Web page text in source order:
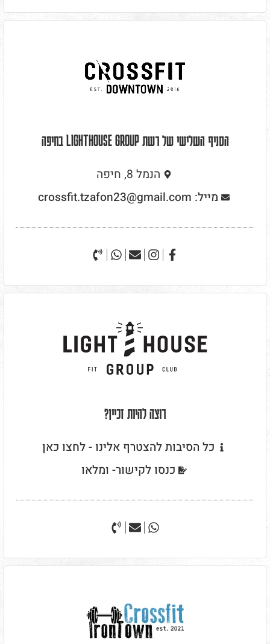
הסניף השלישי של רשת LIGHTHOUSE GROUP בחיפה
הנמל 8, חיפה
מייל: crossfit.tzafon23@gmail.com
רוצה להיות זכיין?
כל הסיבות להצטרף אלינו - לחצו כאן
כנסו לקישור- ומלאו